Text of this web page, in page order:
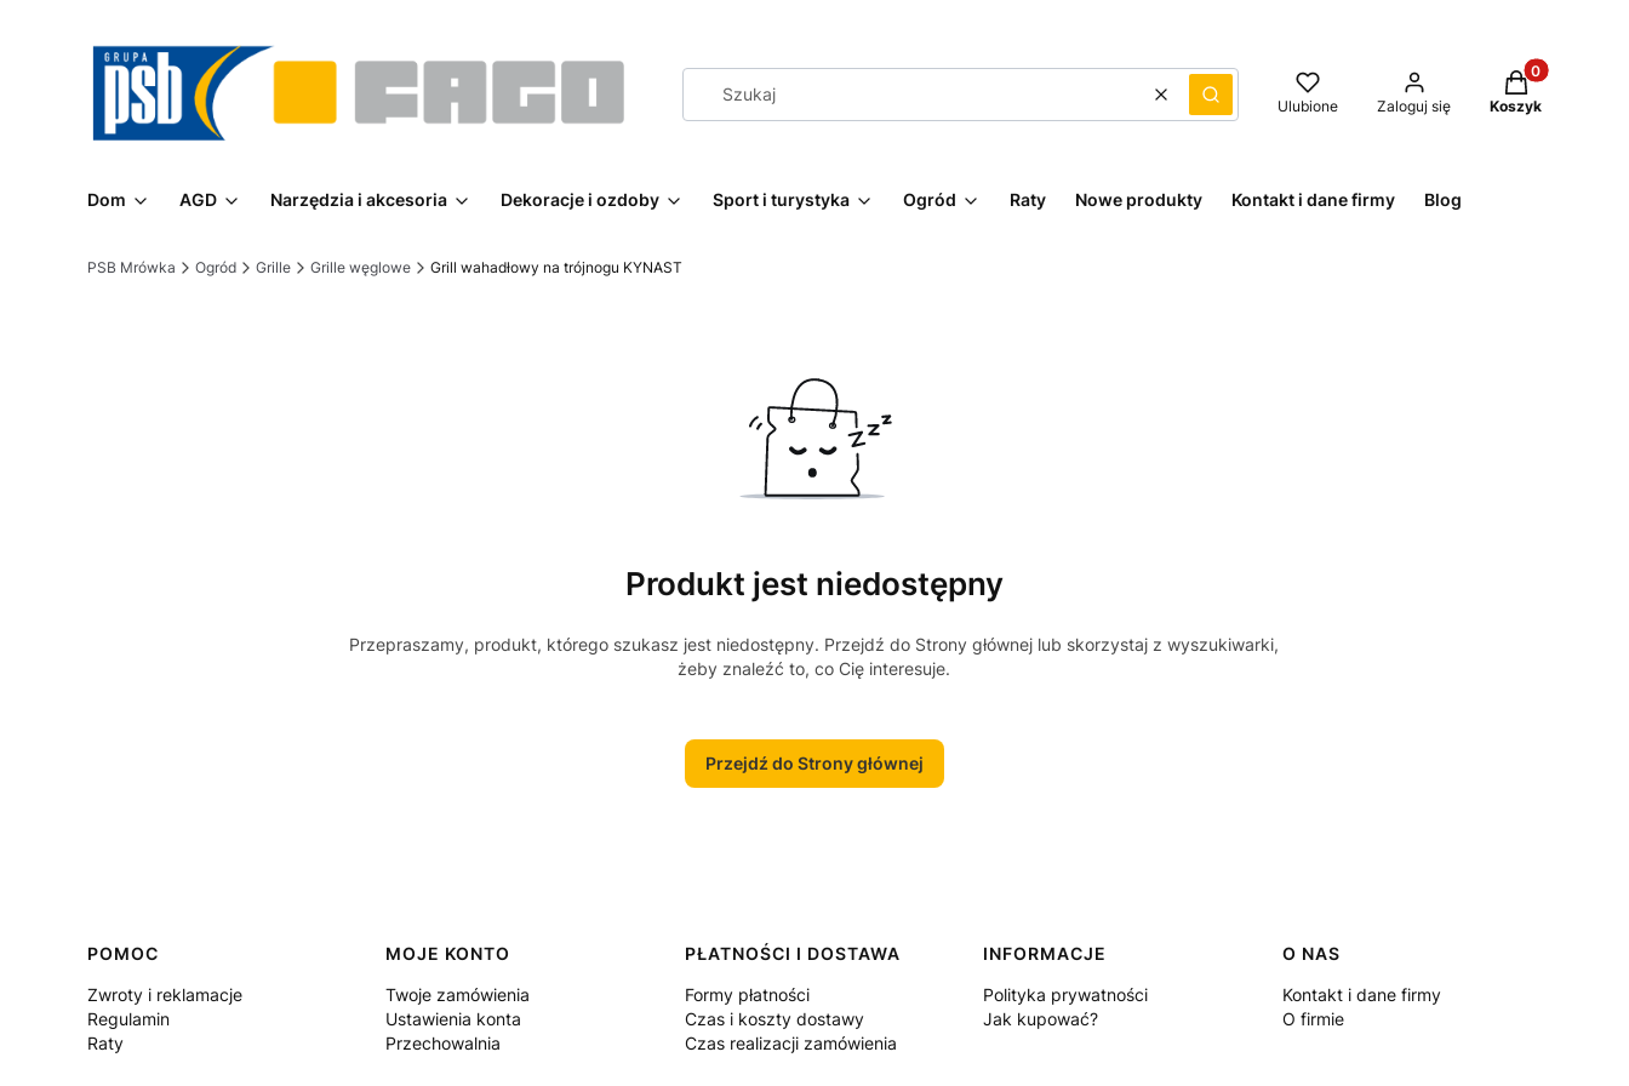
WyczyśćSzukaj Ulubione Zaloguj się
Produkty w
Koszyk
Dom AGD Narzędzia i akcesoria Dekoracje i ozdoby Sport i turystyka Ogród Raty Nowe produkty Kontakt i dane firmy Blog
PSB Mrówka Ogród Grille Grille węglowe Grill wahadłowy na trójnogu KYNAST
Produkt jest niedostępny
Przepraszamy, produkt, którego szukasz jest niedostępny. Przejdź do Strony głównej lub skorzystaj z wyszukiwarki,
żeby znaleźć to, co Cię interesuje.
Przejdź do Strony głównej
Linki w stopce
POMOC
Zwroty i reklamacje
Regulamin
Raty
MOJE KONTO
Twoje zamówienia
Ustawienia konta
Przechowalnia
PŁATNOŚCI I DOSTAWA
Formy płatności
Czas i koszty dostawy
Czas realizacji zamówienia
INFORMACJE
Polityka prywatności
Jak kupować?
O NAS
Kontakt i dane firmy
O firmie